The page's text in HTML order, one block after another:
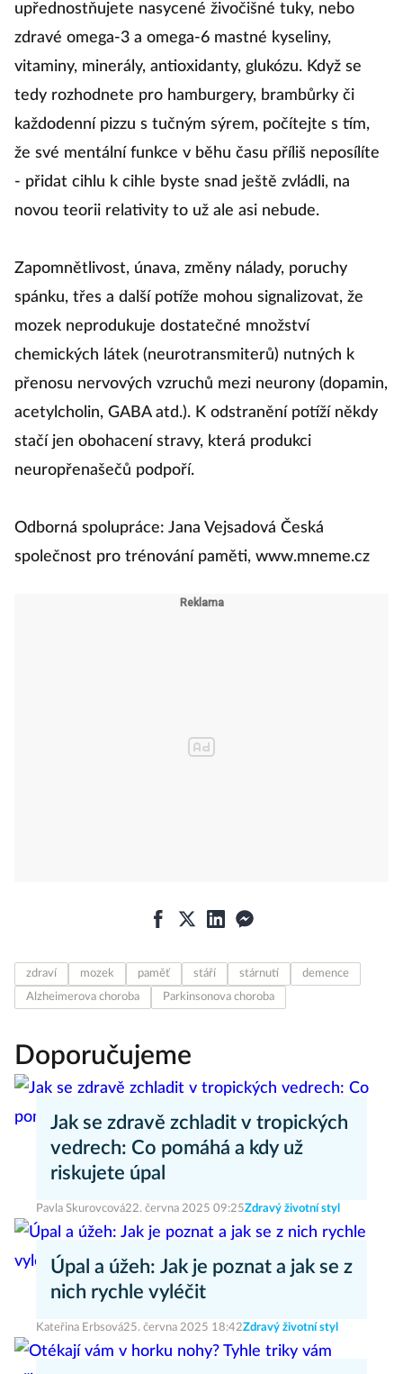
upřednostňujete nasycené živočišné tuky, nebo
zdravé omega-3 a omega-6 mastné kyseliny,
vitaminy, minerály, antioxidanty, glukózu. Když se
tedy rozhodnete pro hamburgery, brambůrky či
každodenní pizzu s tučným sýrem, počítejte s tím,
že své mentální funkce v běhu času příliš neposílíte
- přidat cihlu k cihle byste snad ještě zvládli, na
novou teorii relativity to už ale asi nebude.
Zapomnětlivost, únava, změny nálady, poruchy
spánku, třes a další potíže mohou signalizovat, že
mozek neprodukuje dostatečné množství
chemických látek (neurotransmiterů) nutných k
přenosu nervových vzruchů mezi neurony (dopamin,
acetylcholin, GABA atd.). K odstranění potíží někdy
stačí jen obohacení stravy, která produkci
neuropřenašečů podpoří.
Odborná spolupráce: Jana Vejsadová Česká
společnost pro trénování paměti, www.mneme.cz
zdraví mozek paměť stáří stárnutí
demence
Alzheimerova choroba
Parkinsonova choroba
Doporučujeme
Jak se zdravě zchladit v tropických
vedrech: Co pomáhá a kdy už
riskujete úpal
Pavla Skurovcová22. června 2025 09:25Zdravý životní styl
Úpal a úžeh: Jak je poznat a jak se z
nich rychle vyléčit
Kateřina Erbsová25. června 2025 18:42Zdravý životní styl